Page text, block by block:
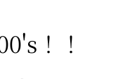
！！